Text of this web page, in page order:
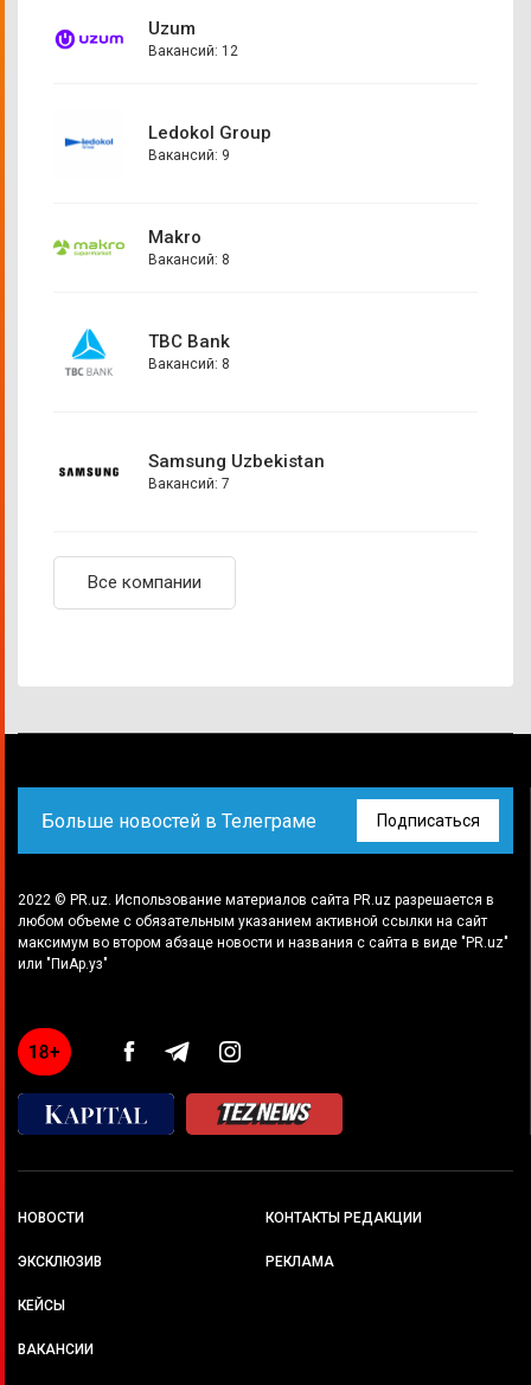
Uzum
Вакансий: 12
Ledokol Group
Вакансий: 9
Makro
Вакансий: 8
TBC Bank
Вакансий: 8
Samsung Uzbekistan
Вакансий: 7
Все компании
Больше новостей в Телеграме Подписаться
2022 © PR.uz. Использование материалов сайта PR.uz разрешается в
любом объеме с обязательным указанием активной ссылки на сайт
максимум во втором абзаце новости и названия с сайта в виде "PR.uz"
или "ПиАр.уз"
НОВОСТИ
ЭКСКЛЮЗИВ
КЕЙСЫ
ВАКАНСИИ
КОНТАКТЫ РЕДАКЦИИ
РЕКЛАМА